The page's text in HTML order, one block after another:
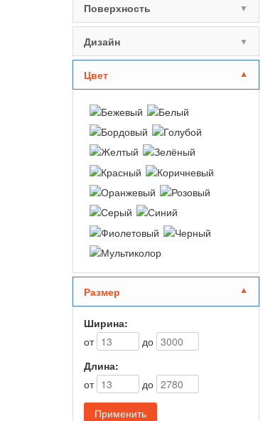
Primavera
Artkera Group
Показать все
Поверхность ▼
Дизайн ▼
Цвет ▼
Размер ▼
Ширина:
от
до
Длина:
от
до